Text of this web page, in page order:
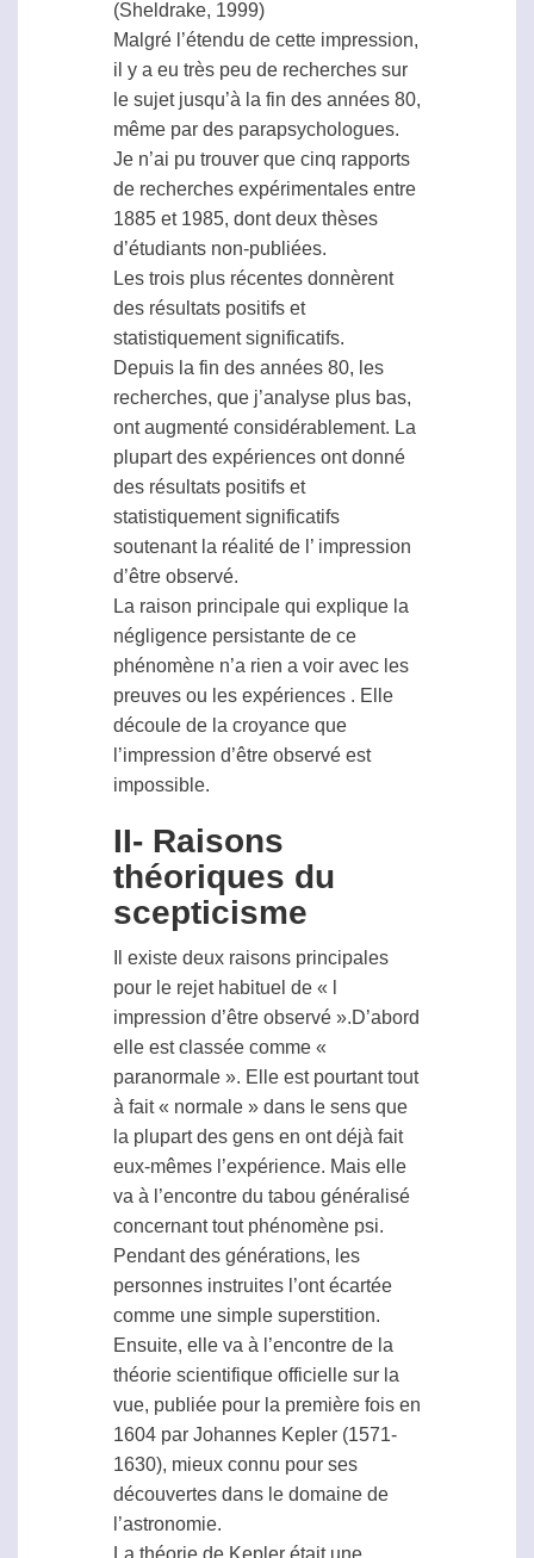
(Sheldrake, 1999)
Malgré l’étendu de cette impression,
il y a eu très peu de recherches sur
le sujet jusqu’à la fin des années 80,
même par des parapsychologues.
Je n’ai pu trouver que cinq rapports
de recherches expérimentales entre
1885 et 1985, dont deux thèses
d’étudiants non-publiées.
Les trois plus récentes donnèrent
des résultats positifs et
statistiquement significatifs.
Depuis la fin des années 80, les
recherches, que j’analyse plus bas,
ont augmenté considérablement. La
plupart des expériences ont donné
des résultats positifs et
statistiquement significatifs
soutenant la réalité de l’ impression
d’être observé.
La raison principale qui explique la
négligence persistante de ce
phénomène n’a rien a voir avec les
preuves ou les expériences . Elle
découle de la croyance que
l’impression d’être observé est
impossible.
II- Raisons
théoriques du
scepticisme
Il existe deux raisons principales
pour le rejet habituel de « l
impression d’être observé ».D’abord
elle est classée comme «
paranormale ». Elle est pourtant tout
à fait « normale » dans le sens que
la plupart des gens en ont déjà fait
eux-mêmes l’expérience. Mais elle
va à l’encontre du tabou généralisé
concernant tout phénomène psi.
Pendant des générations, les
personnes instruites l’ont écartée
comme une simple superstition.
Ensuite, elle va à l’encontre de la
théorie scientifique officielle sur la
vue, publiée pour la première fois en
1604 par Johannes Kepler (1571-
1630), mieux connu pour ses
découvertes dans le domaine de
l’astronomie.
La théorie de Kepler était une